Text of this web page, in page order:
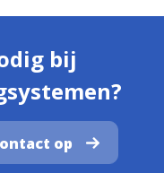
bij
op